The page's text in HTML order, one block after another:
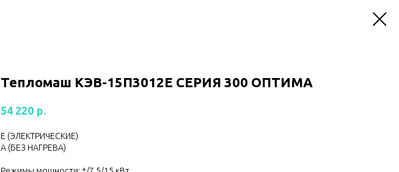
Тепломаш КЭВ-15П3012Е CЕРИЯ 300 ОПТИМА
54 220 р.
Е (ЭЛЕКТРИЧЕСКИЕ)
А (БЕЗ НАГРЕВА)